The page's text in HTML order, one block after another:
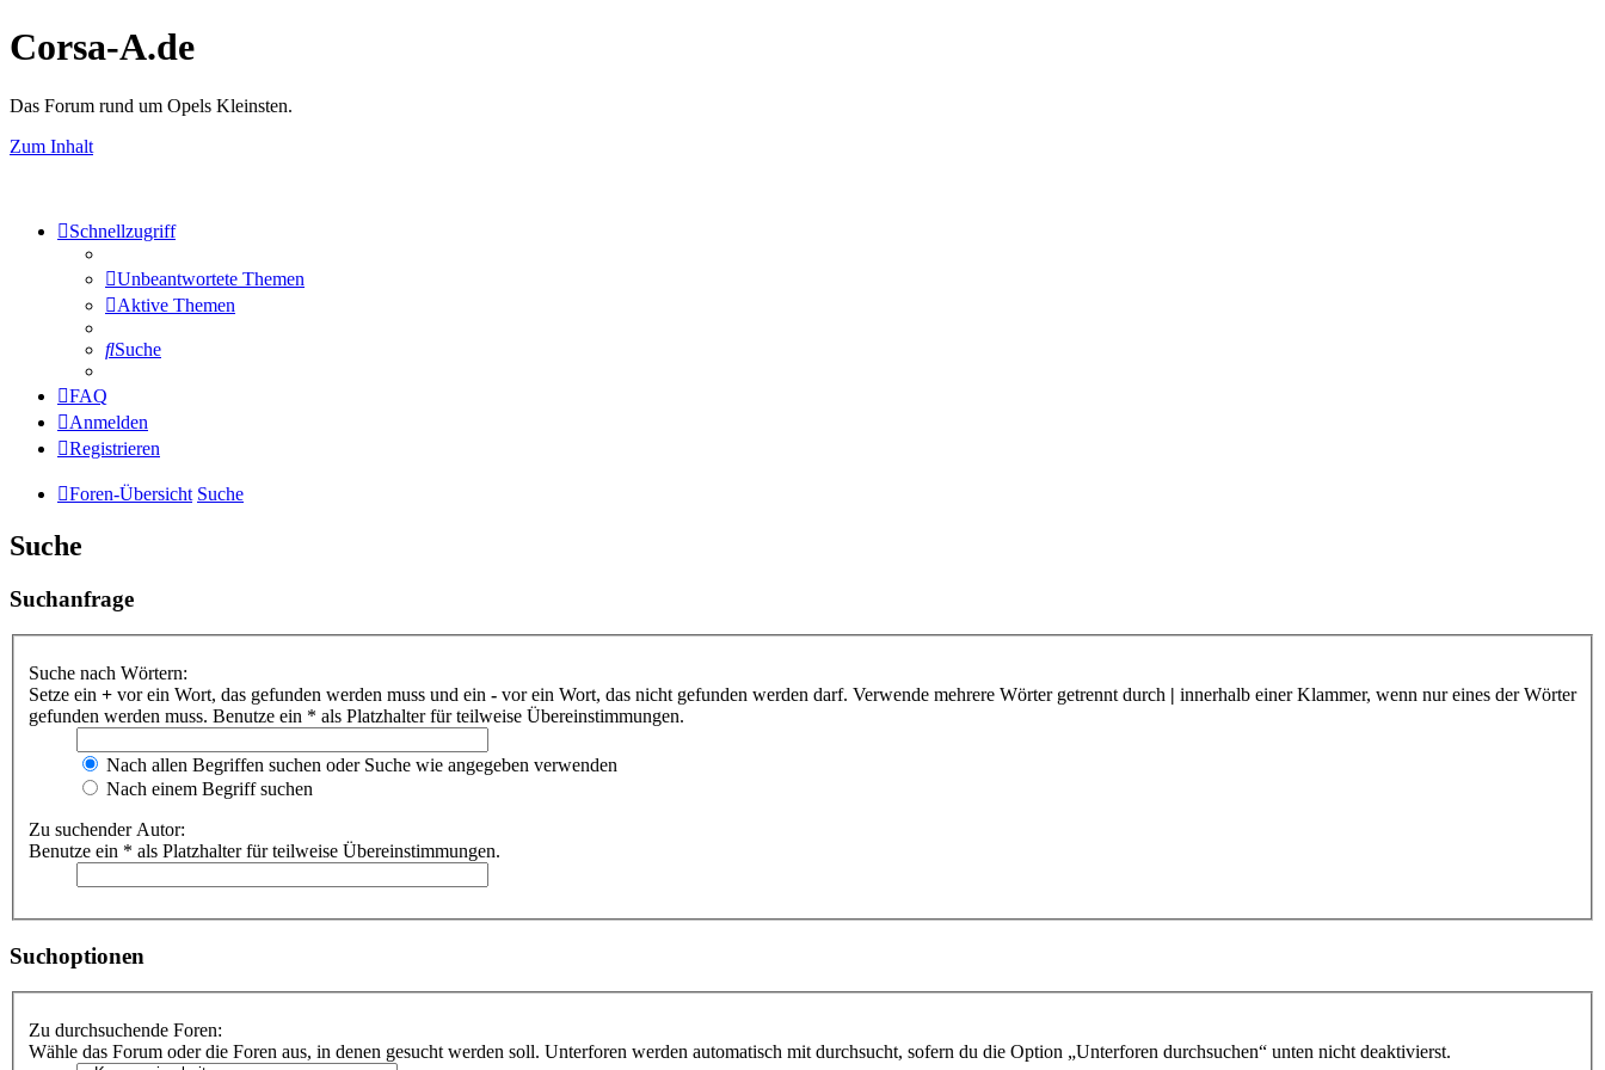
Corsa-A.de
Das Forum rund um Opels Kleinsten.
Zum Inhalt
Schnellzugriff
Unbeantwortete Themen
Aktive Themen
Suche
FAQ
Anmelden
Registrieren
Foren-Übersicht Suche
Suche
Suchanfrage
Suche nach Wörtern:
Setze ein + vor ein Wort, das gefunden werden muss und ein - vor ein Wort, das nicht gefunden werden darf. Verwende mehrere Wörter getrennt durch | innerhalb einer Klammer, wenn nur eines der Wörter
gefunden werden muss. Benutze ein * als Platzhalter für teilweise Übereinstimmungen.
Nach allen Begriffen suchen oder Suche wie angegeben verwenden
Nach einem Begriff suchen
Zu suchender Autor:
Benutze ein * als Platzhalter für teilweise Übereinstimmungen.
Suchoptionen
Zu durchsuchende Foren:
Wähle das Forum oder die Foren aus, in denen gesucht werden soll. Unterforen werden automatisch mit durchsucht, sofern du die Option „Unterforen durchsuchen“ unten nicht deaktivierst.